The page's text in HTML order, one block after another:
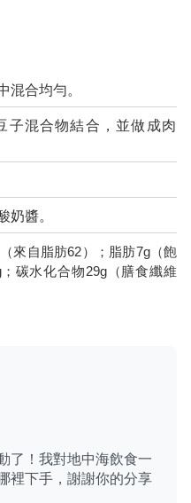
混合均勻。
子混合物結合，並做成肉
奶醬。
來自脂肪62）；脂肪7g（飽
碳水化合物29g（膳食纖維
了！我對地中海飲食一
裡下手，謝謝你的分享